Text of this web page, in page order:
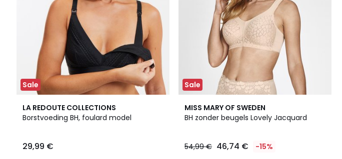
Sale
LA REDOUTE COLLECTIONS
Borstvoeding BH, foulard model
29,99 €
4,4
/ 5
Sale
MISS MARY OF SWEDEN
BH zonder beugels Lovely Jacquard
54,99 € 46,74 € -15%
4,3
/ 5
2
Kleuren